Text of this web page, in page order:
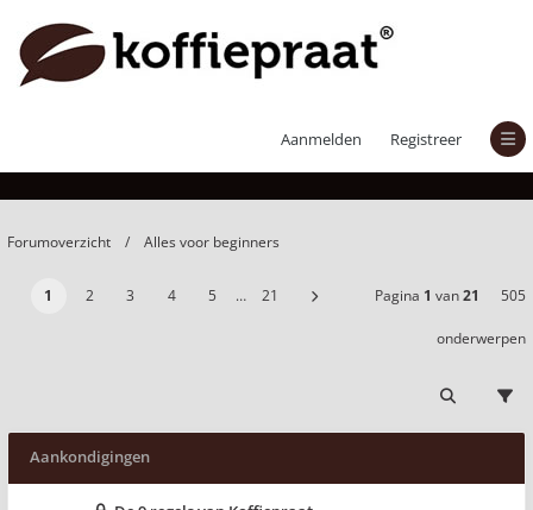
Aanmelden Registreer
Forumoverzicht Alles voor beginners
1 2 3 4 5 … 21 Pagina 1 van21 505
onderwerpen
Aankondigingen